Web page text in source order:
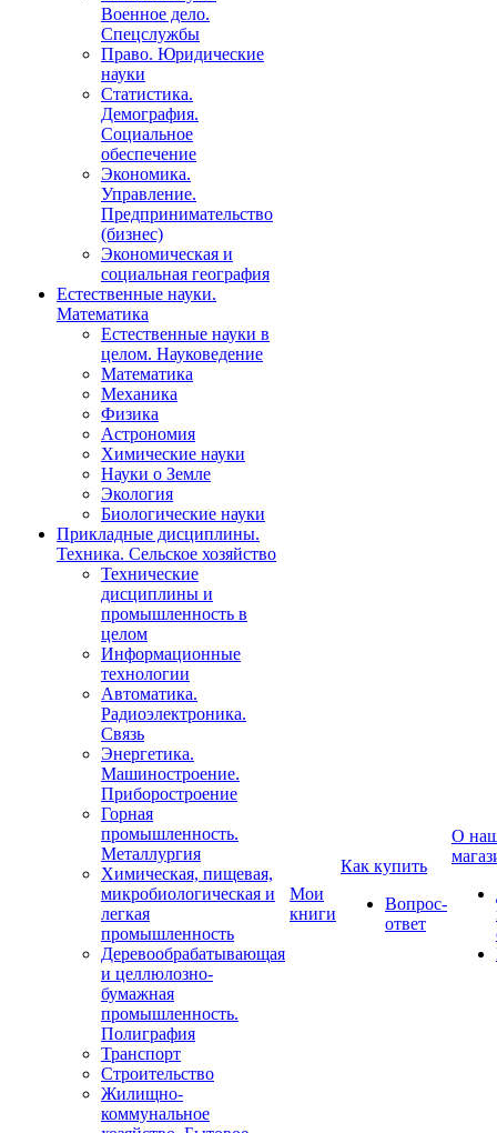
Военное дело.
Спецслужбы
Право. Юридические
науки
Статистика.
Демография.
Социальное
обеспечение
Экономика.
Управление.
Предпринимательство
(бизнес)
Экономическая и
социальная география
Естественные науки.
Математика
Естественные науки в
целом. Науковедение
Математика
Механика
Физика
Астрономия
Химические науки
Науки о Земле
Экология
Биологические науки
Прикладные дисциплины.
Техника. Сельское хозяйство
Технические
дисциплины и
промышленность в
целом
Информационные
технологии
Автоматика.
Радиоэлектроника.
Связь
Энергетика.
Машиностроение.
Приборостроение
Горная
промышленность.
Металлургия
Химическая, пищевая,
микробиологическая и
легкая
промышленность
Деревообрабатывающая
и целлюлозно-
бумажная
промышленность.
Полиграфия
Транспорт
Строительство
Жилищно-
коммунальное
Мои
книги
Как купить
Вопрос-
ответ
О